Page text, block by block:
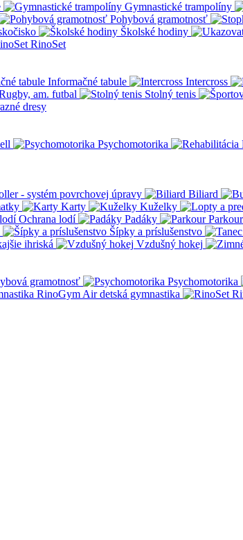
Gymnastické trampolíny
Pohybová gramotnosť
Školské hodiny
RinoSet
Informačné tabule Intercross
am. futbal Stolný tenis
dresy
Psychomotorika
- systém povrchovej úpravy Biliard
Karty Kuželky
Ochrana lodí Padáky Parkour
Šípky a príslušenstvo
ihriská Vzdušný hokej
gramotnosť Psychomotorika
RinoGym Air detská gymnastika